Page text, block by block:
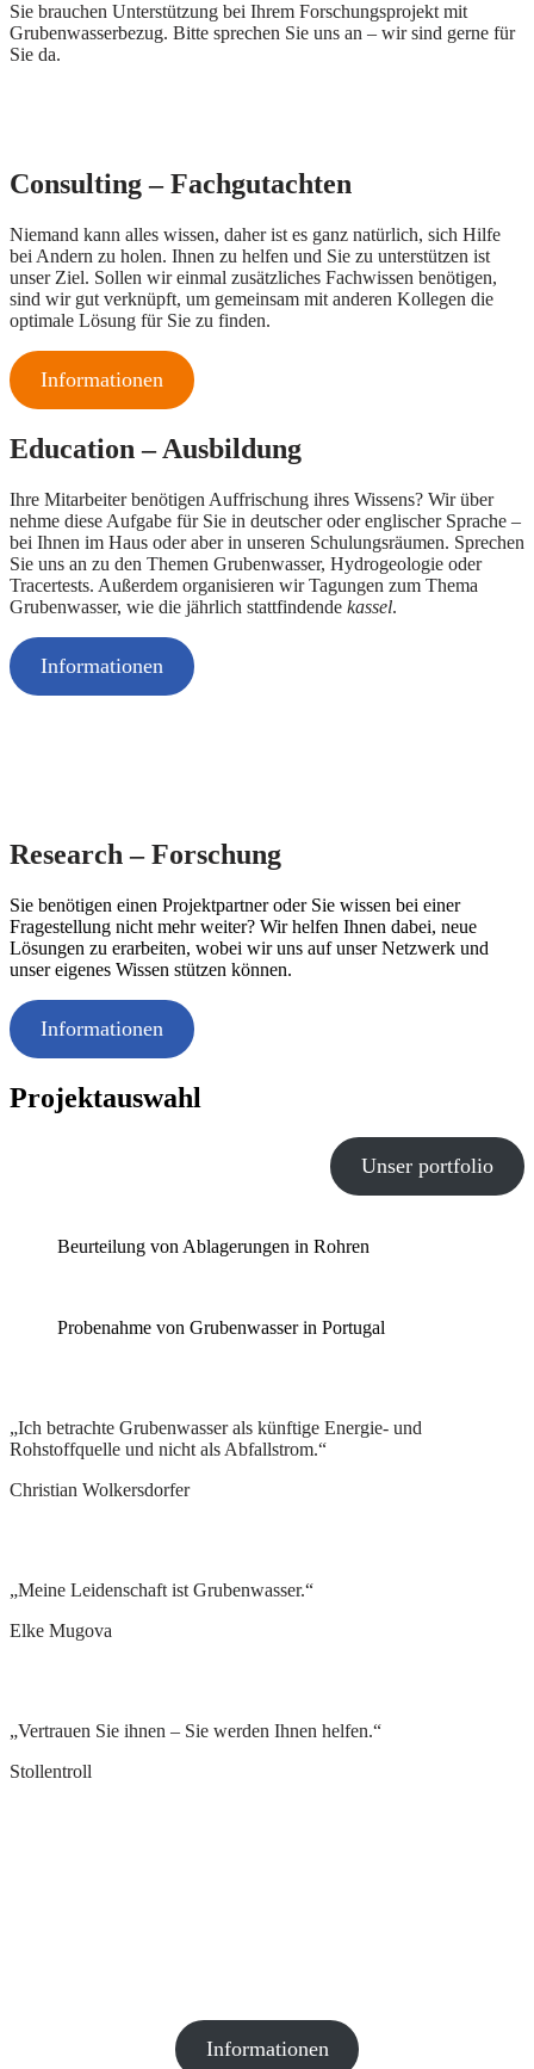
Sie brauchen Unterstützung bei Ihrem Forschungsprojekt mit
Grubenwasserbezug. Bitte sprechen Sie uns an – wir sind gerne für
Sie da.
Consulting – Fachgutachten
Niemand kann alles wissen, daher ist es ganz natürlich, sich Hilfe
bei Andern zu holen. Ihnen zu helfen und Sie zu unterstützen ist
unser Ziel. Sollen wir einmal zusätzliches Fachwissen benötigen,
sind wir gut verknüpft, um gemeinsam mit anderen Kollegen die
optimale Lösung für Sie zu finden.
Informationen
Education – Ausbildung
Ihre Mitarbeiter benötigen Auffrischung ihres Wissens? Wir über
nehme diese Aufgabe für Sie in deutscher oder englischer Sprache –
bei Ihnen im Haus oder aber in unseren Schulungsräumen. Sprechen
Sie uns an zu den Themen Grubenwasser, Hydrogeologie oder
Tracertests. Außerdem organisieren wir Tagungen zum Thema
Grubenwasser, wie die jährlich stattfindende kassel.
Informationen
Research – Forschung
Sie benötigen einen Projektpartner oder Sie wissen bei einer
Fragestellung nicht mehr weiter? Wir helfen Ihnen dabei, neue
Lösungen zu erarbeiten, wobei wir uns auf unser Netzwerk und
unser eigenes Wissen stützen können.
Informationen
Projektauswahl
Unser portfolio
Beurteilung von Ablagerungen in Rohren
Probenahme von Grubenwasser in Portugal
„Ich betrachte Grubenwasser als künftige Energie- und
Rohstoffquelle und nicht als Abfallstrom.“
Christian Wolkersdorfer
„Meine Leidenschaft ist Grubenwasser.“
Elke Mugova
„Vertrauen Sie ihnen – Sie werden Ihnen helfen.“
Stollentroll
Informationen